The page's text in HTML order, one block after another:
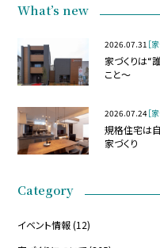
What’s new
2026.07.31 ［
家づくりは“
こと～
2026.07.24［
規格住宅は
家づくり
Category
イベント情報(12)